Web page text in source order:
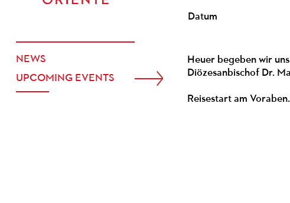
NEWS
UPCOMING EVENTS
Datum
Heuer begeben wir
Diözesanbischof Dr.
Reisestart am